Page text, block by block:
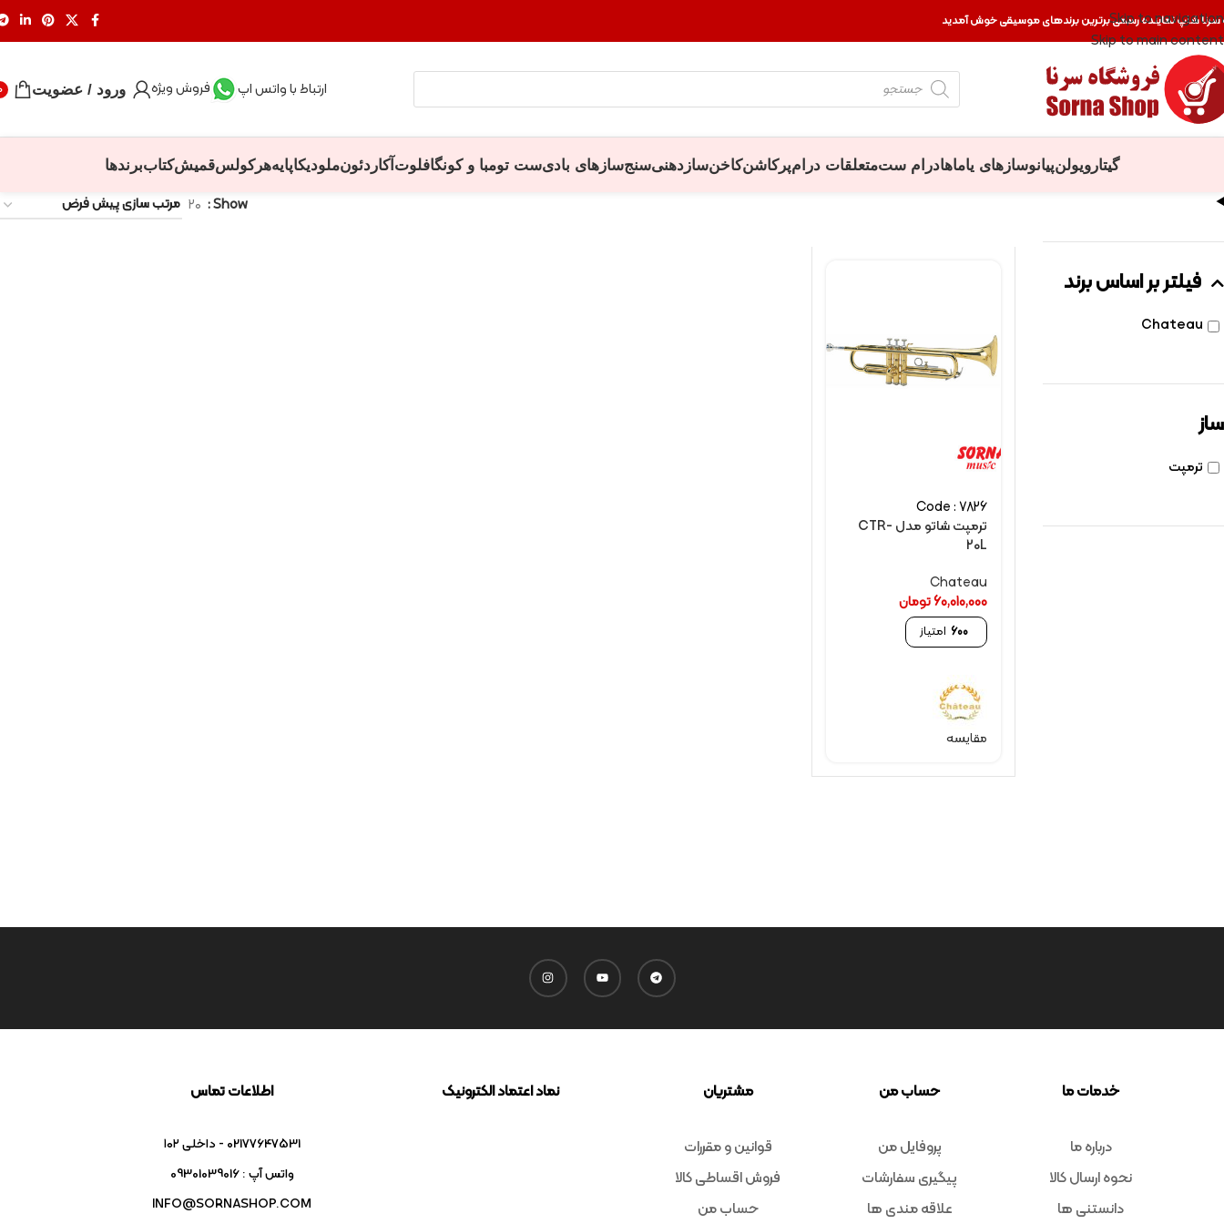
Skip to navigation
Skip to main content
سرنا شاپ نماینده رسمی برترین برندهای موسیقی خوش آمدید
ارتباط با واتس اپ فروش ویژه ورود / عضویت
گیتار ویولنپیانوسازهای یاماهادرام ستمتعلقات درامپرکاشنکاخنسازدهنیسنجسازهای بادیست تومبا و کونگافلوت آکاردئونملودیکاپایههرکولسقمیشکتاببرندها
فیلتر بر اساس برند
Chateau
ساز
ترمپت
Show ۲۰
Code : 7826
ترمپت شاتو مدل CTR-
20L
Chateau
60,010,000تومان
600 امتیاز
مقایسه
خدمات ما
درباره ما
نحوه ارسال کالا
دانستنی ها
حساب من
پروفایل من
پیگیری سفارشات
علاقه مندی ها
مشتریان
قوانین و مقررات
فروش اقساطی کالا
حساب من
نماد اعتماد الکترونیک اطلاعات تماس
02177647531 - داخلی ۱۰۲
واتس آپ : 09301039016
INFO@SORNASHOP.COM